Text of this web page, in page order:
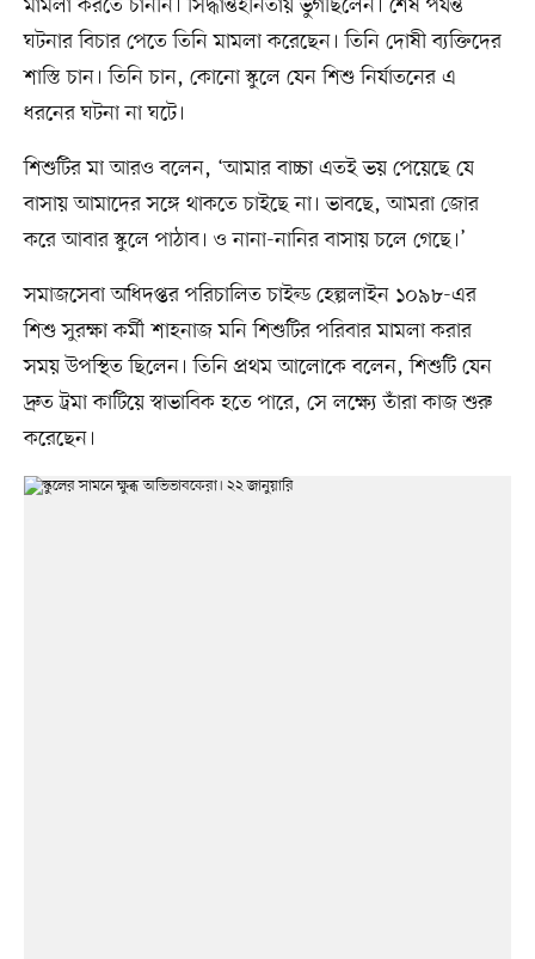
মামলা করতে চাননি। সিদ্ধান্তহীনতায় ভুগছিলেন। শেষ পর্যন্ত
ঘটনার বিচার পেতে তিনি মামলা করেছেন। তিনি দোষী ব্যক্তিদের
শাস্তি চান। তিনি চান, কোনো স্কুলে যেন শিশু নির্যাতনের এ
ধরনের ঘটনা না ঘটে।
শিশুটির মা আরও বলেন, ‘আমার বাচ্চা এতই ভয় পেয়েছে যে
বাসায় আমাদের সঙ্গে থাকতে চাইছে না। ভাবছে, আমরা জোর
করে আবার স্কুলে পাঠাব। ও নানা-নানির বাসায় চলে গেছে।’
সমাজসেবা অধিদপ্তর পরিচালিত চাইল্ড হেল্পলাইন ১০৯৮-এর
শিশু সুরক্ষা কর্মী শাহনাজ মনি শিশুটির পরিবার মামলা করার
সময় উপস্থিত ছিলেন। তিনি প্রথম আলোকে বলেন, শিশুটি যেন
দ্রুত ট্রমা কাটিয়ে স্বাভাবিক হতে পারে, সে লক্ষ্যে তাঁরা কাজ শুরু
করেছেন।